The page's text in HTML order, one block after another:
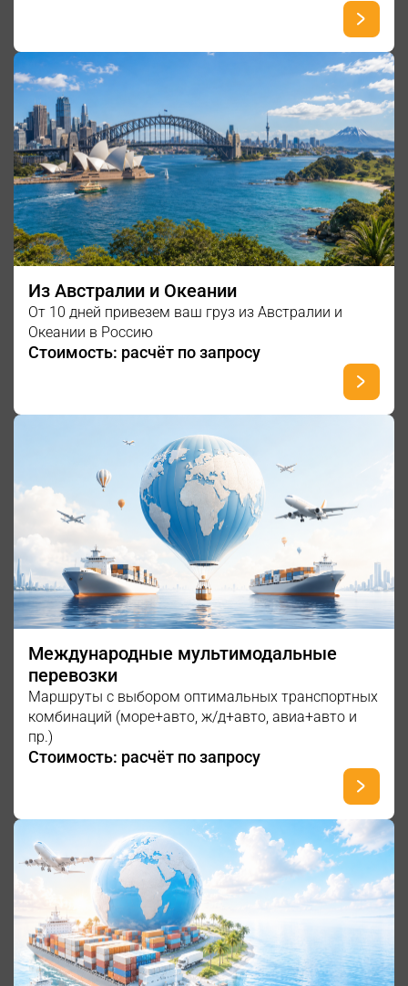
Из Австралии и Океании
От 10 дней привезем ваш груз из Австралии и
Океании в Россию
Стоимость: расчёт по запросу
Международные мультимодальные
перевозки
Маршруты с выбором оптимальных транспортных
комбинаций (море+авто, ж/д+авто, авиа+авто и
пр.)
Стоимость: расчёт по запросу